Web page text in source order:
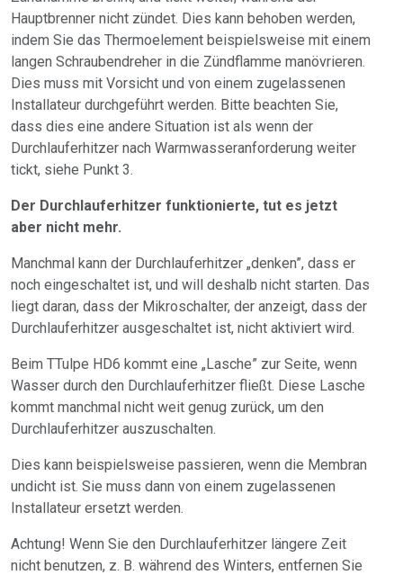
Hauptbrenner nicht zündet. Dies kann behoben werden,
indem Sie das Thermoelement beispielsweise mit einem
langen Schraubendreher in die Zündflamme manövrieren.
Dies muss mit Vorsicht und von einem zugelassenen
Installateur durchgeführt werden. Bitte beachten Sie,
dass dies eine andere Situation ist als wenn der
Durchlauferhitzer nach Warmwasseranforderung weiter
tickt, siehe Punkt 3.
Der Durchlauferhitzer funktionierte, tut es jetzt
aber nicht mehr.
Manchmal kann der Durchlauferhitzer „denken”, dass er
noch eingeschaltet ist, und will deshalb nicht starten. Das
liegt daran, dass der Mikroschalter, der anzeigt, dass der
Durchlauferhitzer ausgeschaltet ist, nicht aktiviert wird.
Beim TTulpe HD6 kommt eine „Lasche” zur Seite, wenn
Wasser durch den Durchlauferhitzer fließt. Diese Lasche
kommt manchmal nicht weit genug zurück, um den
Durchlauferhitzer auszuschalten.
Dies kann beispielsweise passieren, wenn die Membran
undicht ist. Sie muss dann von einem zugelassenen
Installateur ersetzt werden.
Achtung! Wenn Sie den Durchlauferhitzer längere Zeit
nicht benutzen, z. B. während des Winters, entfernen Sie